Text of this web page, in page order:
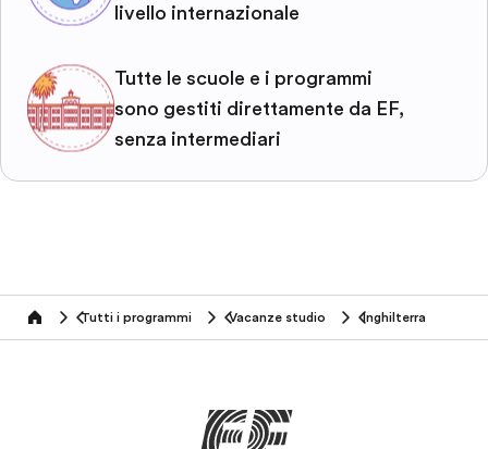
livello internazionale
Tutte le scuole e i programmi
sono gestiti direttamente da EF,
senza intermediari
home Tutti i programmi Vacanze studio Inghilterra